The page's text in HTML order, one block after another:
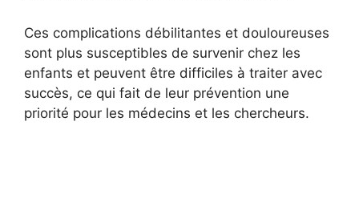
Ces complications débilitantes et douloureuses
sont plus susceptibles de survenir chez les
enfants et peuvent être difficiles à traiter avec
succès, ce qui fait de leur prévention une
priorité pour les médecins et les chercheurs.